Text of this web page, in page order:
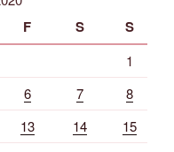
F S S
1
6 7
8
13 14
15